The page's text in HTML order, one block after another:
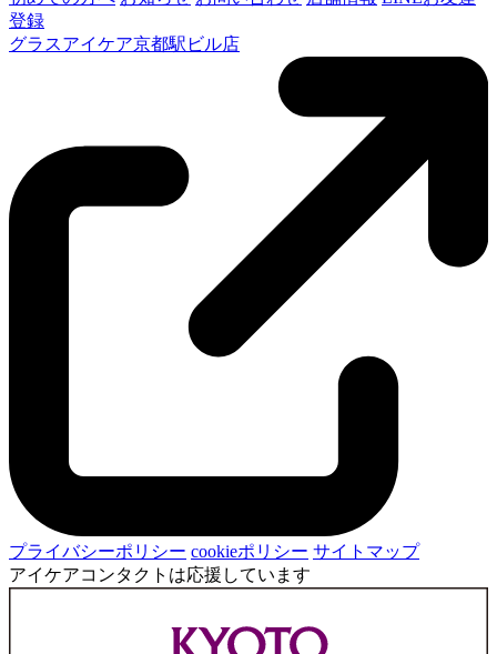
登録
グラスアイケア京都駅ビル店
プライバシーポリシー cookieポリシー サイトマップ
アイケアコンタクトは応援しています